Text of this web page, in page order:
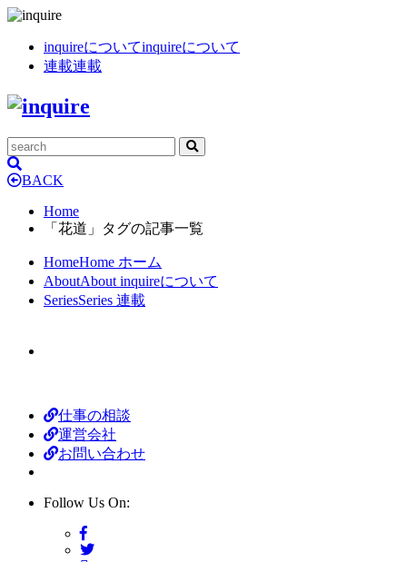
inquireについてinquireについて
連載連載
BACK
Home
「花道」タグの記事一覧
HomeHome ホーム
AboutAbout inquireについて
SeriesSeries 連載
仕事の相談
運営会社
お問い合わせ
Follow Us On: